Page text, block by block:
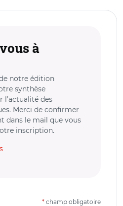
à
notre édition
synthèse
l’actualité des
Merci de confirmer
dans le mail que vous
inscription.
* champ obligatoire